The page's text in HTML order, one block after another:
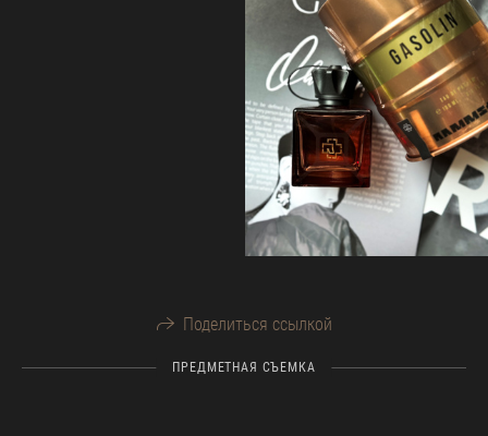
Поделиться ссылкой
ПРЕДМЕТНАЯ СЪЕМКА